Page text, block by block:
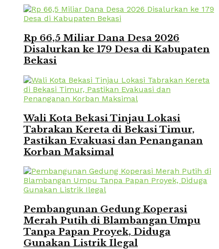
Rp 66,5 Miliar Dana Desa 2026
Disalurkan ke 179 Desa di Kabupaten
Bekasi
Wali Kota Bekasi Tinjau Lokasi
Tabrakan Kereta di Bekasi Timur,
Pastikan Evakuasi dan Penanganan
Korban Maksimal
Pembangunan Gedung Koperasi
Merah Putih di Blambangan Umpu
Tanpa Papan Proyek, Diduga
Gunakan Listrik Ilegal